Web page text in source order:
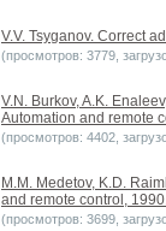
V.V. Tsyganov. Correct
(просмотров: 3779,
V.N. Burkov, A.K.
Automation and remote
(просмотров: 4402,
M.M. Medetov, K.D.
and remote control,
(просмотров: 3699,